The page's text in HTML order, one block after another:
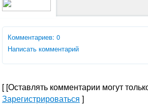
Комментариев: 0
Написать комментарий
[ [Оставлять комментарии могут
Зарегистрироваться ]